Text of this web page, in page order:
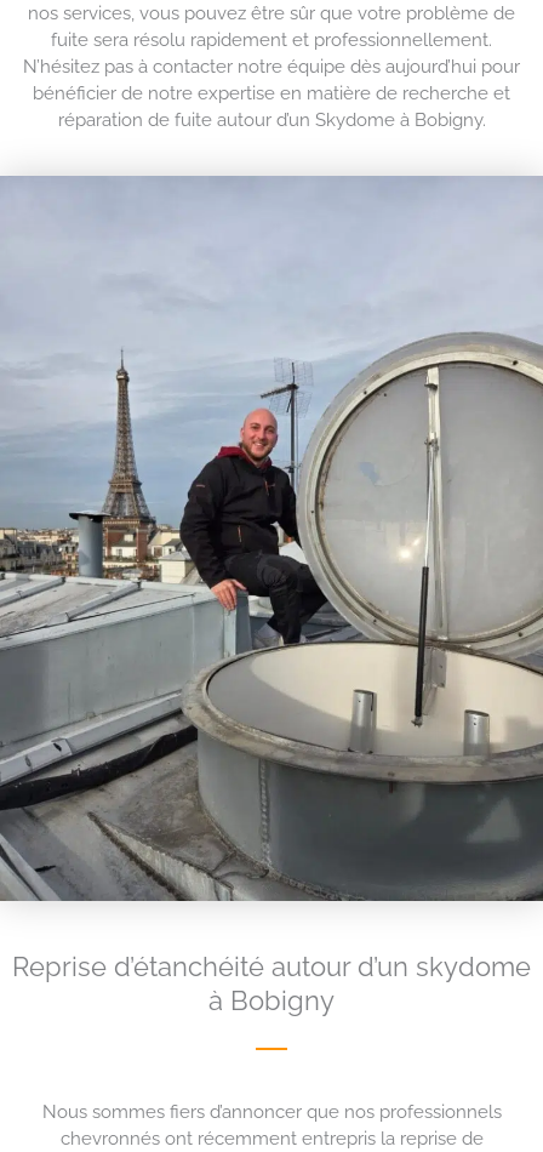
nos services, vous pouvez être sûr que votre problème de
fuite sera résolu rapidement et professionnellement.
N’hésitez pas à contacter notre équipe dès aujourd’hui pour
bénéficier de notre expertise en matière de recherche et
réparation de fuite autour d’un Skydome à Bobigny.
Reprise d’étanchéité autour d’un skydome
à Bobigny
Nous sommes fiers d’annoncer que nos professionnels
chevronnés ont récemment entrepris la reprise de